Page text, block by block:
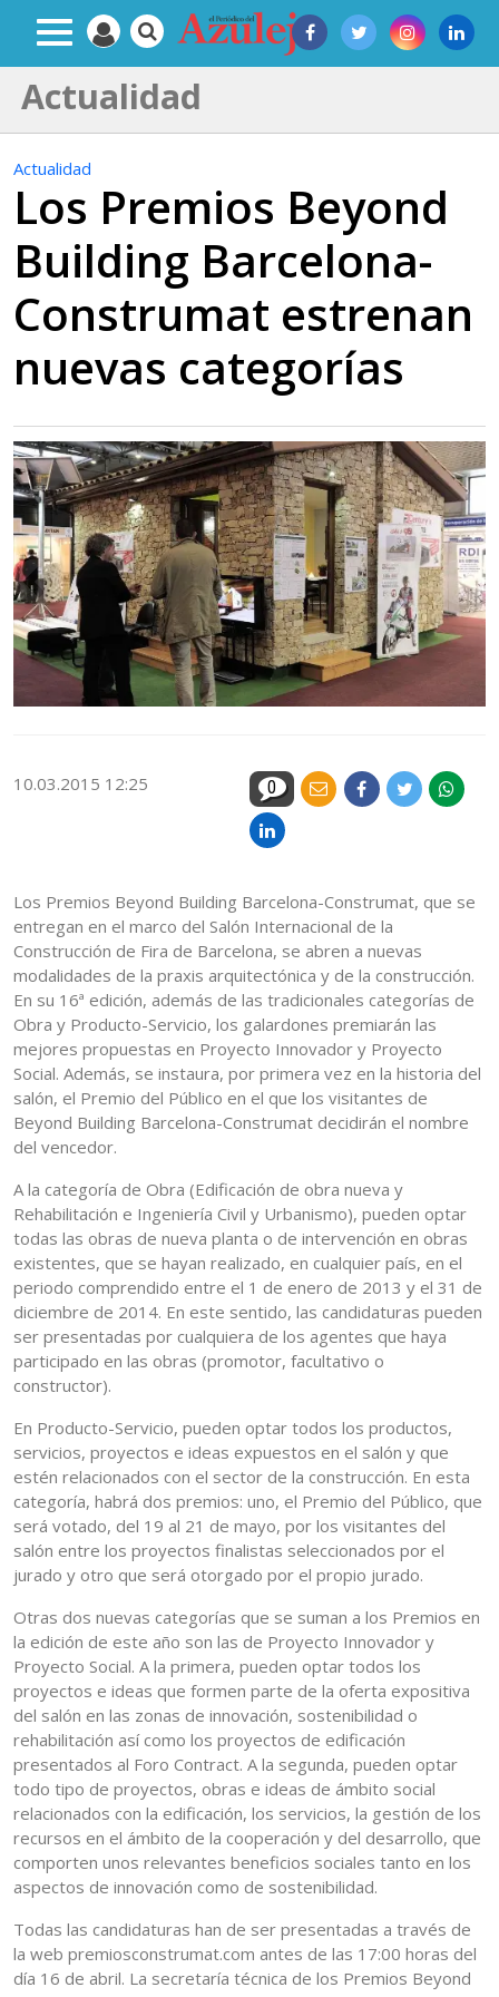
Actualidad
Actualidad
Los Premios Beyond
Building Barcelona-
Construmat estrenan
nuevas categorías
10.03.2015 12:25 0
Los Premios Beyond Building Barcelona-Construmat, que se
entregan en el marco del Salón Internacional de la
Construcción de Fira de Barcelona, se abren a nuevas
modalidades de la praxis arquitectónica y de la construcción.
En su 16ª edición, además de las tradicionales categorías de
Obra y Producto-Servicio, los galardones premiarán las
mejores propuestas en Proyecto Innovador y Proyecto
Social. Además, se instaura, por primera vez en la historia del
salón, el Premio del Público en el que los visitantes de
Beyond Building Barcelona-Construmat decidirán el nombre
del vencedor.
A la categoría de Obra (Edificación de obra nueva y
Rehabilitación e Ingeniería Civil y Urbanismo), pueden optar
todas las obras de nueva planta o de intervención en obras
existentes, que se hayan realizado, en cualquier país, en el
periodo comprendido entre el 1 de enero de 2013 y el 31 de
diciembre de 2014. En este sentido, las candidaturas pueden
ser presentadas por cualquiera de los agentes que haya
participado en las obras (promotor, facultativo o
constructor).
En Producto-Servicio, pueden optar todos los productos,
servicios, proyectos e ideas expuestos en el salón y que
estén relacionados con el sector de la construcción. En esta
categoría, habrá dos premios: uno, el Premio del Público, que
será votado, del 19 al 21 de mayo, por los visitantes del
salón entre los proyectos finalistas seleccionados por el
jurado y otro que será otorgado por el propio jurado.
Otras dos nuevas categorías que se suman a los Premios en
la edición de este año son las de Proyecto Innovador y
Proyecto Social. A la primera, pueden optar todos los
proyectos e ideas que formen parte de la oferta expositiva
del salón en las zonas de innovación, sostenibilidad o
rehabilitación así como los proyectos de edificación
presentados al Foro Contract. A la segunda, pueden optar
todo tipo de proyectos, obras e ideas de ámbito social
relacionados con la edificación, los servicios, la gestión de los
recursos en el ámbito de la cooperación y del desarrollo, que
comporten unos relevantes beneficios sociales tanto en los
aspectos de innovación como de sostenibilidad.
Todas las candidaturas han de ser presentadas a través de
la web premiosconstrumat.com antes de las 17:00 horas del
día 16 de abril. La secretaría técnica de los Premios Beyond